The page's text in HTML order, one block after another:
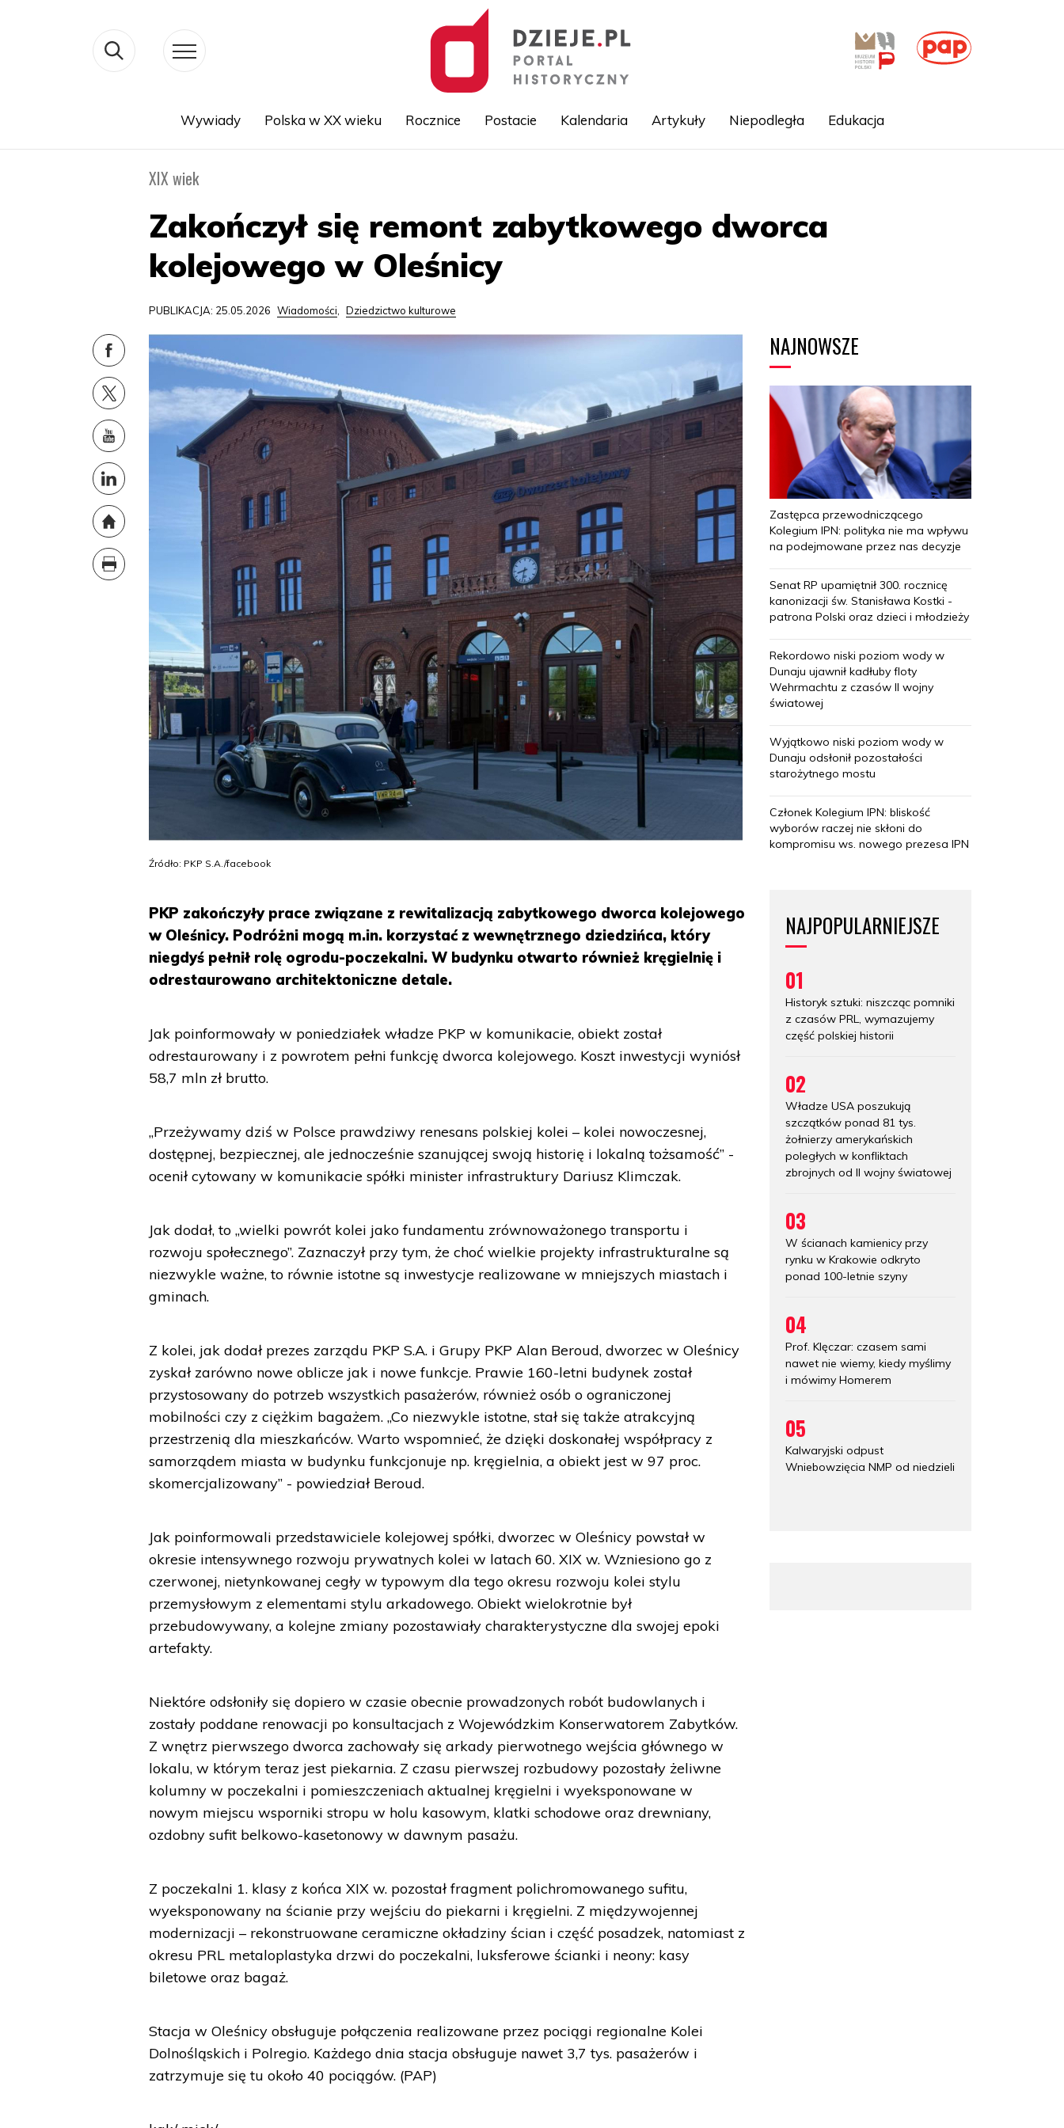
Wywiady Polska w XX wieku Rocznice Postacie Kalendaria Artykuły Niepodległa Edukacja
XIX wiek
Zakończył się remont zabytkowego dworca
kolejowego w Oleśnicy
PUBLIKACJA: 25.05.2026 Wiadomości, Dziedzictwo kulturowe
Źródło: PKP S.A./facebook
PKP zakończyły prace związane z rewitalizacją zabytkowego dworca kolejowego
w Oleśnicy. Podróżni mogą m.in. korzystać z wewnętrznego dziedzińca, który
niegdyś pełnił rolę ogrodu-poczekalni. W budynku otwarto również kręgielnię i
odrestaurowano architektoniczne detale.
Jak poinformowały w poniedziałek władze PKP w komunikacie, obiekt został
odrestaurowany i z powrotem pełni funkcję dworca kolejowego. Koszt inwestycji wyniósł
58,7 mln zł brutto.
„Przeżywamy dziś w Polsce prawdziwy renesans polskiej kolei – kolei nowoczesnej,
dostępnej, bezpiecznej, ale jednocześnie szanującej swoją historię i lokalną tożsamość” -
ocenił cytowany w komunikacie spółki minister infrastruktury Dariusz Klimczak.
Jak dodał, to „wielki powrót kolei jako fundamentu zrównoważonego transportu i
rozwoju społecznego”. Zaznaczył przy tym, że choć wielkie projekty infrastrukturalne są
niezwykle ważne, to równie istotne są inwestycje realizowane w mniejszych miastach i
gminach.
Z kolei, jak dodał prezes zarządu PKP S.A. i Grupy PKP Alan Beroud, dworzec w Oleśnicy
zyskał zarówno nowe oblicze jak i nowe funkcje. Prawie 160-letni budynek został
przystosowany do potrzeb wszystkich pasażerów, również osób o ograniczonej
mobilności czy z ciężkim bagażem. „Co niezwykle istotne, stał się także atrakcyjną
przestrzenią dla mieszkańców. Warto wspomnieć, że dzięki doskonałej współpracy z
samorządem miasta w budynku funkcjonuje np. kręgielnia, a obiekt jest w 97 proc.
skomercjalizowany” - powiedział Beroud.
Jak poinformowali przedstawiciele kolejowej spółki, dworzec w Oleśnicy powstał w
okresie intensywnego rozwoju prywatnych kolei w latach 60. XIX w. Wzniesiono go z
czerwonej, nietynkowanej cegły w typowym dla tego okresu rozwoju kolei stylu
przemysłowym z elementami stylu arkadowego. Obiekt wielokrotnie był
przebudowywany, a kolejne zmiany pozostawiały charakterystyczne dla swojej epoki
artefakty.
Niektóre odsłoniły się dopiero w czasie obecnie prowadzonych robót budowlanych i
zostały poddane renowacji po konsultacjach z Wojewódzkim Konserwatorem Zabytków.
Z wnętrz pierwszego dworca zachowały się arkady pierwotnego wejścia głównego w
lokalu, w którym teraz jest piekarnia. Z czasu pierwszej rozbudowy pozostały żeliwne
kolumny w poczekalni i pomieszczeniach aktualnej kręgielni i wyeksponowane w
nowym miejscu wsporniki stropu w holu kasowym, klatki schodowe oraz drewniany,
ozdobny sufit belkowo-kasetonowy w dawnym pasażu.
Z poczekalni 1. klasy z końca XIX w. pozostał fragment polichromowanego sufitu,
wyeksponowany na ścianie przy wejściu do piekarni i kręgielni. Z międzywojennej
modernizacji – rekonstruowane ceramiczne okładziny ścian i część posadzek, natomiast z
okresu PRL metaloplastyka drzwi do poczekalni, luksferowe ścianki i neony: kasy
biletowe oraz bagaż.
Stacja w Oleśnicy obsługuje połączenia realizowane przez pociągi regionalne Kolei
Dolnośląskich i Polregio. Każdego dnia stacja obsługuje nawet 3,7 tys. pasażerów i
zatrzymuje się tu około 40 pociągów. (PAP)
NAJNOWSZE
Zastępca przewodniczącego
Kolegium IPN: polityka nie ma wpływu
na podejmowane przez nas decyzje
Senat RP upamiętnił 300. rocznicę
kanonizacji św. Stanisława Kostki -
patrona Polski oraz dzieci i młodzieży
Rekordowo niski poziom wody w
Dunaju ujawnił kadłuby floty
Wehrmachtu z czasów II wojny
światowej
Wyjątkowo niski poziom wody w
Dunaju odsłonił pozostałości
starożytnego mostu
Członek Kolegium IPN: bliskość
wyborów raczej nie skłoni do
kompromisu ws. nowego prezesa IPN
NAJPOPULARNIEJSZE
01
Historyk sztuki: niszcząc pomniki
z czasów PRL, wymazujemy
część polskiej historii
02
Władze USA poszukują
szczątków ponad 81 tys.
żołnierzy amerykańskich
poległych w konfliktach
zbrojnych od II wojny światowej
03
W ścianach kamienicy przy
rynku w Krakowie odkryto
ponad 100-letnie szyny
04
Prof. Klęczar: czasem sami
nawet nie wiemy, kiedy myślimy
i mówimy Homerem
05
Kalwaryjski odpust
Wniebowzięcia NMP od niedzieli